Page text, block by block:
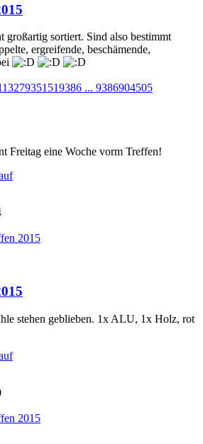
großartig sortiert. Sind also bestimmt
ergreifende, beschämende,
... 9386904505
Freitag eine Woche vorm Treffen!
2015
stehen geblieben. 1x ALU, 1x Holz, rot
2015